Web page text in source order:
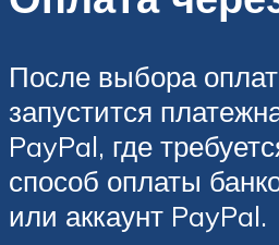
После выбора
запустится
PayPal, где
способ оплаты
или аккаунт PayPal.